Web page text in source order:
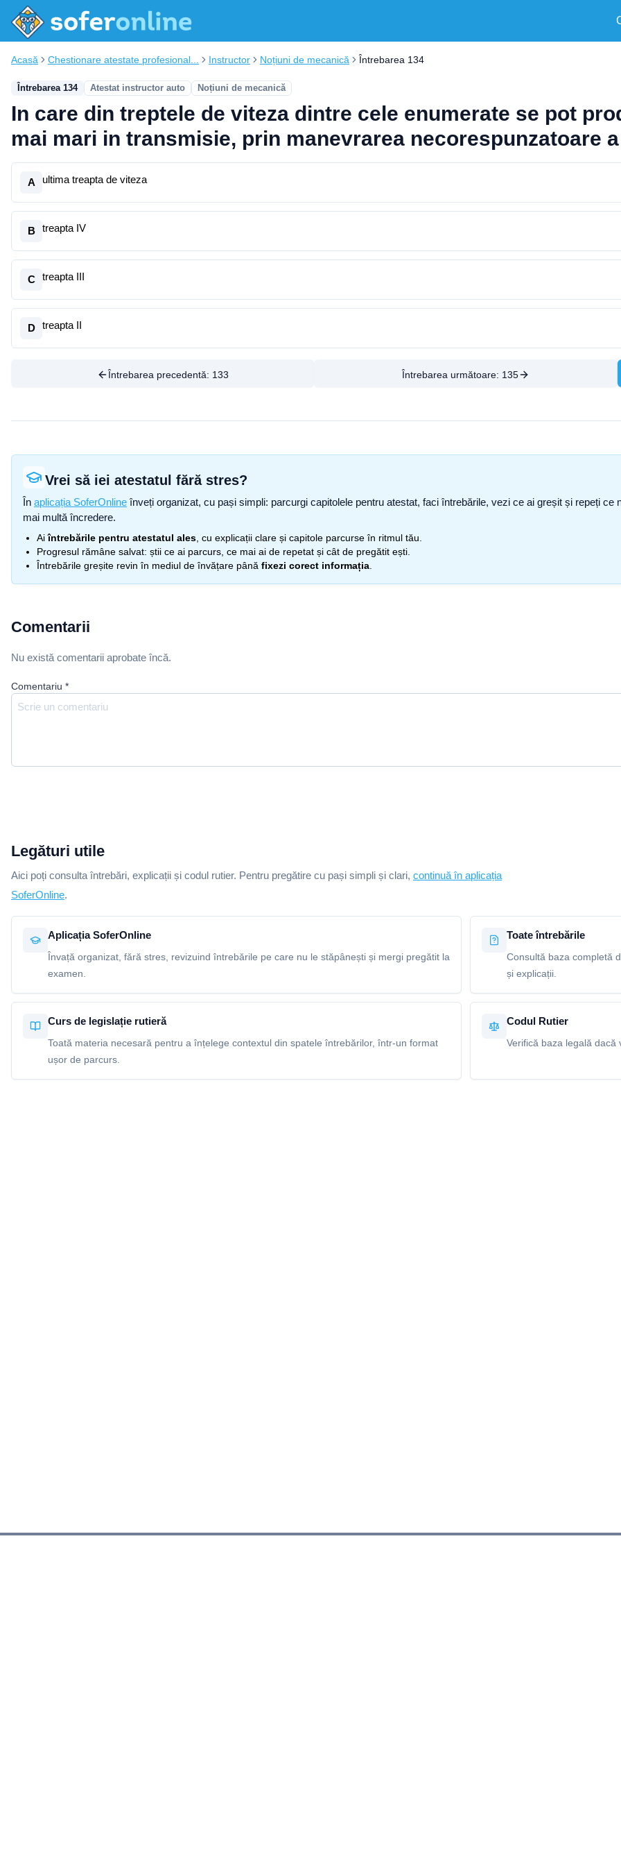
Acasă Chestionare atestate profesional... Instructor Noțiuni de mecanică Întrebarea 134
Întrebarea 134 Atestat instructor auto Noțiuni de mecanică
In care din treptele de viteza dintre cele enumerate se pot
mai mari in transmisie, prin manevrarea necorespunzatoare
A ultima treapta de viteza
B treapta IV
C treapta III
D treapta II
Întrebarea precedentă: 133 Întrebarea următoare: 135
Vrei să iei atestatul fără stres?
În aplicația SoferOnline înveți organizat, cu pași simpli: parcurgi capitolele pentru atestat, faci întrebările, vezi ce ai greșit și repeți
mai multă încredere.
Aiîntrebările pentru atestatul ales , cu explicații clare și capitole parcurse în ritmul tău.
Progresul rămâne salvat: știi ce ai parcurs, ce mai ai de repetat și cât de pregătit ești.
Întrebările greșite revin în mediul de învățare până fixezi corect informația
Comentarii
Nu există comentarii aprobate încă.
Comentariu *
Legături utile
Aici poți consulta întrebări, explicații și codul rutier. Pentru pregătire cu pași simpli și clari, continuă în aplicația
SoferOnline.
Aplicația SoferOnline
Învață organizat, fără stres, revizuind întrebările pe care nu le stăpânești și mergi pregătit la
examen.
Toate întrebările
Consultă baza completă
și explicații.
Curs de legislație rutieră
Toată materia necesară pentru a înțelege contextul din spatele întrebărilor, într-un format
ușor de parcurs.
Codul Rutier
Verifică baza legală dacă